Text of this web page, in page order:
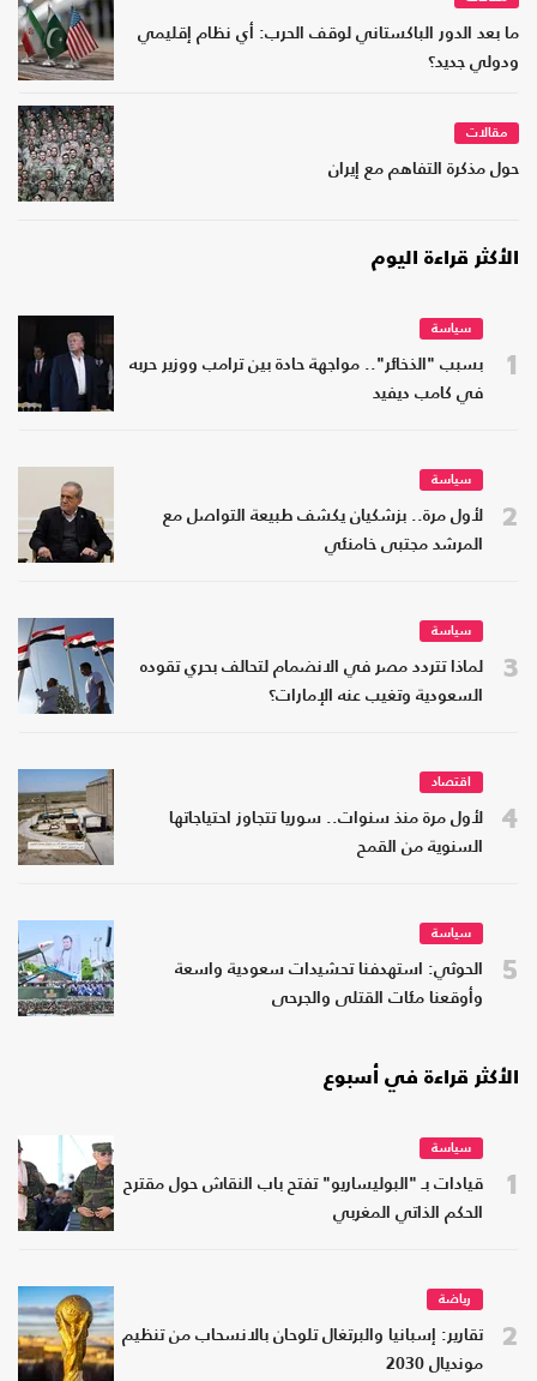
ما بعد الدور الباكستاني لوقف الحرب: أي نظام إقليمي
ودولي جديد؟
مقالات
حول مذكرة التفاهم مع إيران
الأكثر قراءة اليوم
1
سياسة
بسبب "الذخائر".. مواجهة حادة بين ترامب ووزير حربه
في كامب ديفيد
2
سياسة
لأول مرة.. بزشكيان يكشف طبيعة التواصل مع
المرشد مجتبى خامنئي
3
سياسة
لماذا تتردد مصر في الانضمام لتحالف بحري تقوده
السعودية وتغيب عنه الإمارات؟
4
اقتصاد
لأول مرة منذ سنوات.. سوريا تتجاوز احتياجاتها
السنوية من القمح
5
سياسة
الحوثي: استهدفنا تحشيدات سعودية واسعة
وأوقعنا مئات القتلى والجرحى
الأكثر قراءة في أسبوع
1
سياسة
قيادات بـ "البوليساريو" تفتح باب النقاش حول مقترح
الحكم الذاتي المغربي
2
رياضة
تقارير: إسبانيا والبرتغال تلوحان بالانسحاب من تنظيم
مونديال 2030